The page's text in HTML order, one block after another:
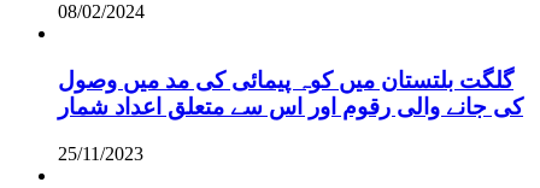
08/02/2024
گلگت بلتستان میں کوہ پیمائی کی مد میں وصول
کی جانے والی رقوم اور اس سے متعلق اعداد شمار
25/11/2023